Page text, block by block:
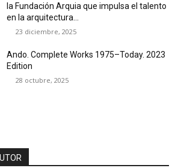
la Fundación Arquia que impulsa el talento
en la arquitectura...
23 diciembre, 2025
Ando. Complete Works 1975–Today. 2023
Edition
28 octubre, 2025